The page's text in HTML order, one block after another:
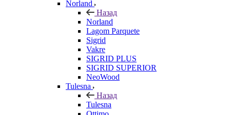
Norland
Назад
Norland
Lagom Parquete
Sigrid
Vakre
SIGRID PLUS
SIGRID SUPERIOR
NeoWood
Tulesna
Назад
Tulesna